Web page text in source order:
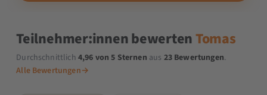
Teilnehmer:innen bewertenTomas
Durchschnittlich 4,96 von 5 Sternen aus 23 Bewertungen.
Alle Bewertungen→